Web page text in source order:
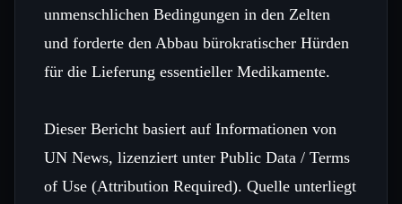
unmenschlichen Bedingungen in den Zelten
und forderte den Abbau bürokratischer Hürden
für die Lieferung essentieller Medikamente.
Dieser Bericht basiert auf Informationen von
UN News, lizenziert unter Public Data / Terms
of Use (Attribution Required). Quelle unterliegt